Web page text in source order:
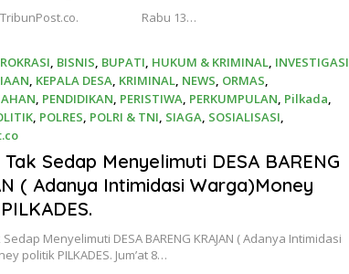
– TribunPost.co. Rabu 13…
, BISNIS, BUPATI, HUKUM & KRIMINAL, INVESTIGASI
, KEPALA DESA, KRIMINAL, NEWS, ORMAS,
, PENDIDIKAN, PERISTIWA, PERKUMPULAN, Pilkada,
, POLRES, POLRI & TNI, SIAGA, SOSIALISASI,
Sedap Menyelimuti DESA BARENG
( Adanya Intimidasi Warga)Money
Menyelimuti DESA BARENG KRAJAN ( Adanya Intimidasi
politik PILKADES. Jum’at 8…